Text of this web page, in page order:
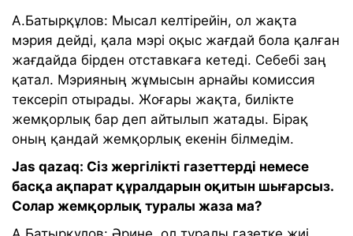
А.Батырқұлов: Мысал келтірейін, ол жақта
мэрия дейді, қала мэрі оқыс жағдай бола қалған
жағдайда бірден отставкаға кетеді. Себебі заң
қатал. Мэрияның жұмысын арнайы комиссия
тексеріп отырады. Жоғары жақта, билікте
жемқорлық бар деп айтылып жатады. Бірақ
оның қандай жемқорлық екенін білмедім.
Jas qazaq: Сіз жергілікті газеттерді немесе
басқа ақпарат құралдарын оқитын шығарсыз.
Солар жемқорлық туралы жаза ма?